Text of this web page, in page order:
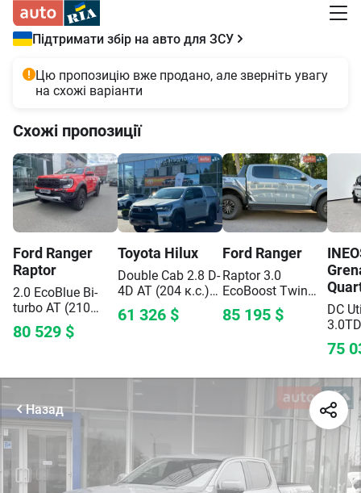
Підтримати збір на авто для ЗСУ
Цю пропозицію вже продано, але зверніть увагу
на схожі варіанти
Схожі пропозиції
Ford Ranger
Raptor
2.0 EcoBlue Bi-
turbo АТ (210
к.с.) 4WD Base
80 529 $
Toyota Hilux
Double Cab 2.8 D-
4D AT (204 к.с.)
AWD Legend
61 326 $
Ford Ranger
Raptor 3.0
EcoBoost Twin
Turbo AT (292
к.с.) 4WD Base
85 195 $
DC
к.с.)
75
Назад